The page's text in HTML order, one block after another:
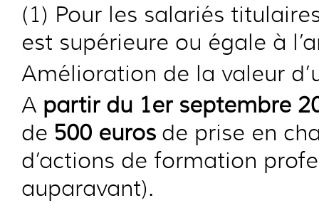
(1) Pour les salariés
est supérieure ou égale à
Amélioration de la valeur
A partir du 1er septembre
de 500 euros de prise en
d’actions de formation
auparavant).